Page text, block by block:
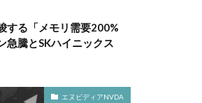
する「メモリ需要200%
騰とSKハイニックス
エヌビディアNVDA